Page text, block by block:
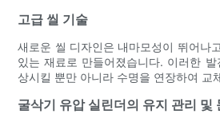
고급 씰 기술
새로운 씰 디자인은 내마모성이 뛰어나
있는 재료로 만들어졌습니다. 이러한
상시킬 뿐만 아니라 수명을 연장하여 교
굴삭기 유압 실린더의 유지 관리 및